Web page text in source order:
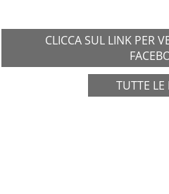
CLICCA SUL LINK PER
TUTTE LE